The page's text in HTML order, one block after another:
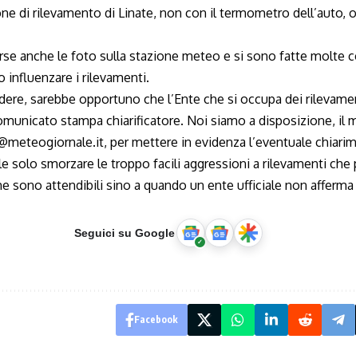
di rilevamento di Linate, non con il termometro dell’auto,
anche le foto sulla stazione meteo e si sono fatte molte
influenzare i rilevamenti.
sarebbe opportuno che l’Ente che si occupa dei
stampa chiarificatore. Noi siamo a disposizione, il
per mettere in evidenza l’eventuale
solo smorzare le troppo facili aggressioni a rilevamenti che
sono attendibili sino a quando un ente ufficiale non
Seguici su Google
Facebook